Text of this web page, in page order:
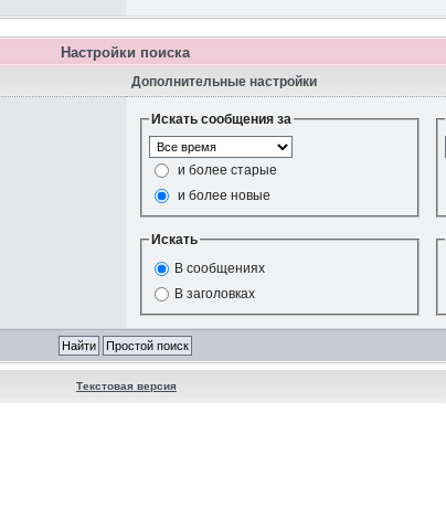
Настройки поиска
Дополнительные настройки
Искать сообщения за
и более старые
и более новые
Искать
В сообщениях
В заголовках
Текстовая версия